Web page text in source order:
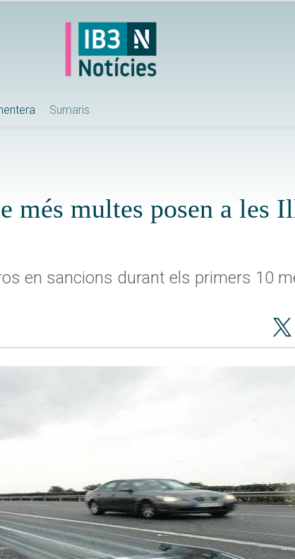
Sumaris
més multes posen a les
en sancions durant els primers 10